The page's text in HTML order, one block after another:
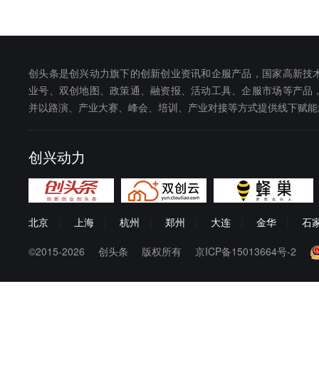
创头条是创兴动力旗下的创新创业资讯和企服产品，国家高新
业号、双创地图、政策通、融资报、活动工具、企服市场等产
并以路演、产业大赛、峰会、培训、产业对接等方式提供线下赋
创兴动力
北京 上海 杭州 郑州 大连 金华 石
©2015-2026 创头条 版权所有 京ICP备15013664号-2